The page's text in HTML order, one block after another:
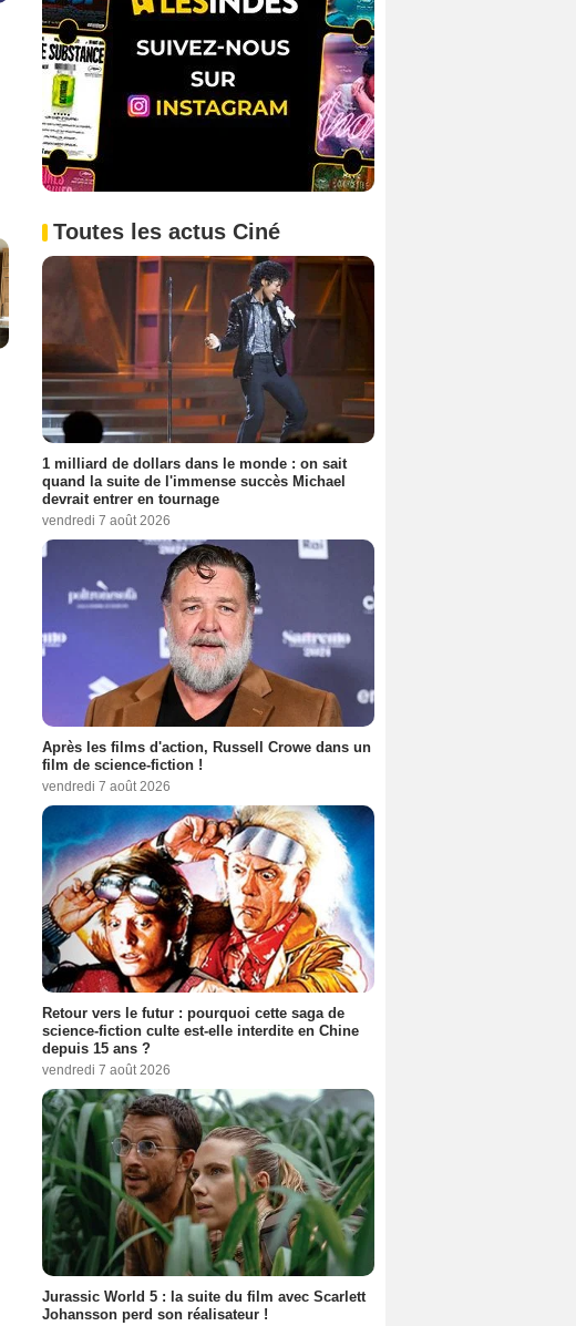
Toutes les actus Ciné
1 milliard de dollars dans le monde : on sait
quand la suite de l'immense succès Michael
devrait entrer en tournage
vendredi 7 août 2026
Après les films d'action, Russell Crowe dans un
film de science-fiction !
vendredi 7 août 2026
Retour vers le futur : pourquoi cette saga de
science-fiction culte est-elle interdite en Chine
depuis 15 ans ?
vendredi 7 août 2026
Jurassic World 5 : la suite du film avec Scarlett
Johansson perd son réalisateur !